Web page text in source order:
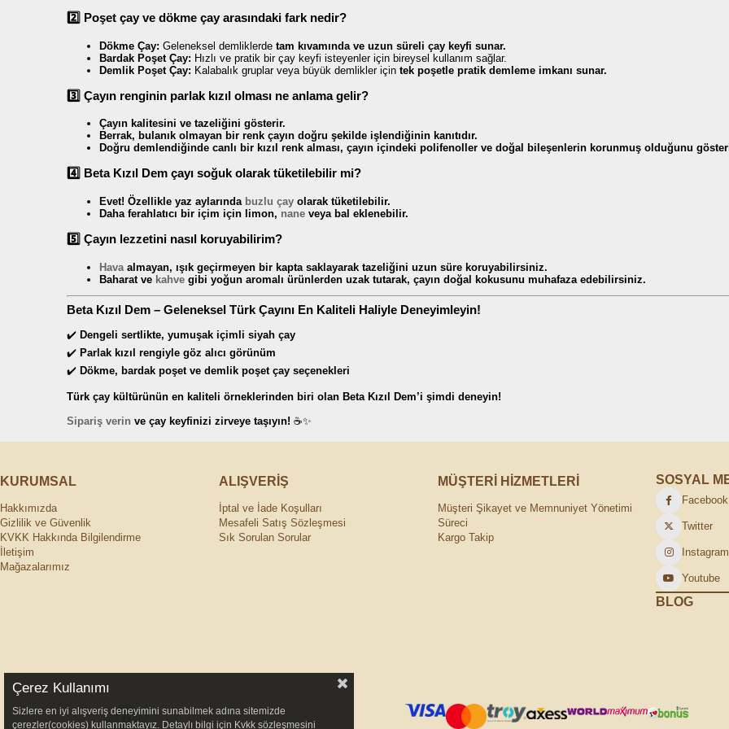
2️⃣ Poşet çay ve dökme çay arasındaki fark nedir?
Dökme Çay: Geleneksel demliklerde tam kıvamında ve uzun süreli çay keyfi sunar.
Bardak Poşet Çay: Hızlı ve pratik bir çay keyfi isteyenler için bireysel kullanım sağlar.
Demlik Poşet Çay: Kalabalık gruplar veya büyük demlikler için tek poşetle pratik demleme imkanı sunar.
3️⃣ Çayın renginin parlak kızıl olması ne anlama gelir?
Çayın kalitesini ve tazeliğini gösterir.
Berrak, bulanık olmayan bir renk çayın doğru şekilde işlendiğinin kanıtıdır.
Doğru demlendiğinde canlı bir kızıl renk alması, çayın içindeki polifenoller ve doğal bileşenlerin korunmuş olduğunu
4️⃣ Beta Kızıl Dem çayı soğuk olarak tüketilebilir mi?
Evet! Özellikle yaz aylarında buzlu çay olarak tüketilebilir.
Daha ferahlatıcı bir içim için limon, nane veya bal eklenebilir.
5️⃣ Çayın lezzetini nasıl koruyabilirim?
Hava almayan, ışık geçirmeyen bir kapta saklayarak tazeliğini uzun süre koruyabilirsiniz.
Baharat ve kahve gibi yoğun aromalı ürünlerden uzak tutarak, çayın doğal kokusunu muhafaza edebilirsiniz.
Beta Kızıl Dem – Geleneksel Türk Çayını En Kaliteli Haliyle Deneyimleyin!
✔️ Dengeli sertlikte, yumuşak içimli siyah çay
✔️ Parlak kızıl rengiyle göz alıcı görünüm
✔️ Dökme, bardak poşet ve demlik poşet çay seçenekleri
Türk çay kültürünün en kaliteli örneklerinden biri olan Beta Kızıl Dem’i şimdi deneyin!
Sipariş verin ve çay keyfinizi zirveye taşıyın! ☕✨
KURUMSAL
Hakkımızda
Gizlilik ve Güvenlik
KVKK Hakkında Bilgilendirme
İletişim
Mağazalarımız
ALIŞVERİŞ
İptal ve İade Koşulları
Mesafeli Satış Sözleşmesi
Sık Sorulan Sorular
MÜŞTERİ HİZMETLERİ
Müşteri Şikayet ve Memnuniyet Yönetimi
Süreci
Kargo Takip
SOSYAL
Facebook
Twitter
Instagram
Youtube
BLOG
Çerez Kullanımı
Sizlere en iyi alışveriş deneyimini sunabilmek adına sitemizde
çerezler(cookies) kullanmaktayız. Detaylı bilgi için Kvkk sözleşmesini